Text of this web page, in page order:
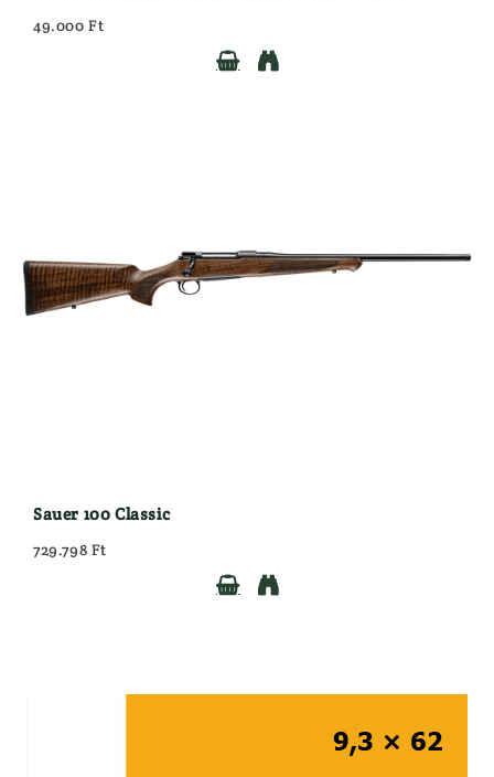
49.000 Ft


Sauer 100 Classic
729.798 Ft

